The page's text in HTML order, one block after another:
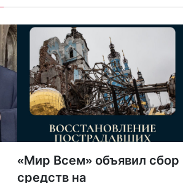
«Мир Всем» объявил сбор
средств на